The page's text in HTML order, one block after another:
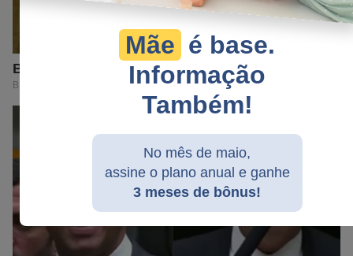
Mãe é base.
Informação
Também!
No mês de maio,
assine o plano anual e ganhe
3 meses de bônus!